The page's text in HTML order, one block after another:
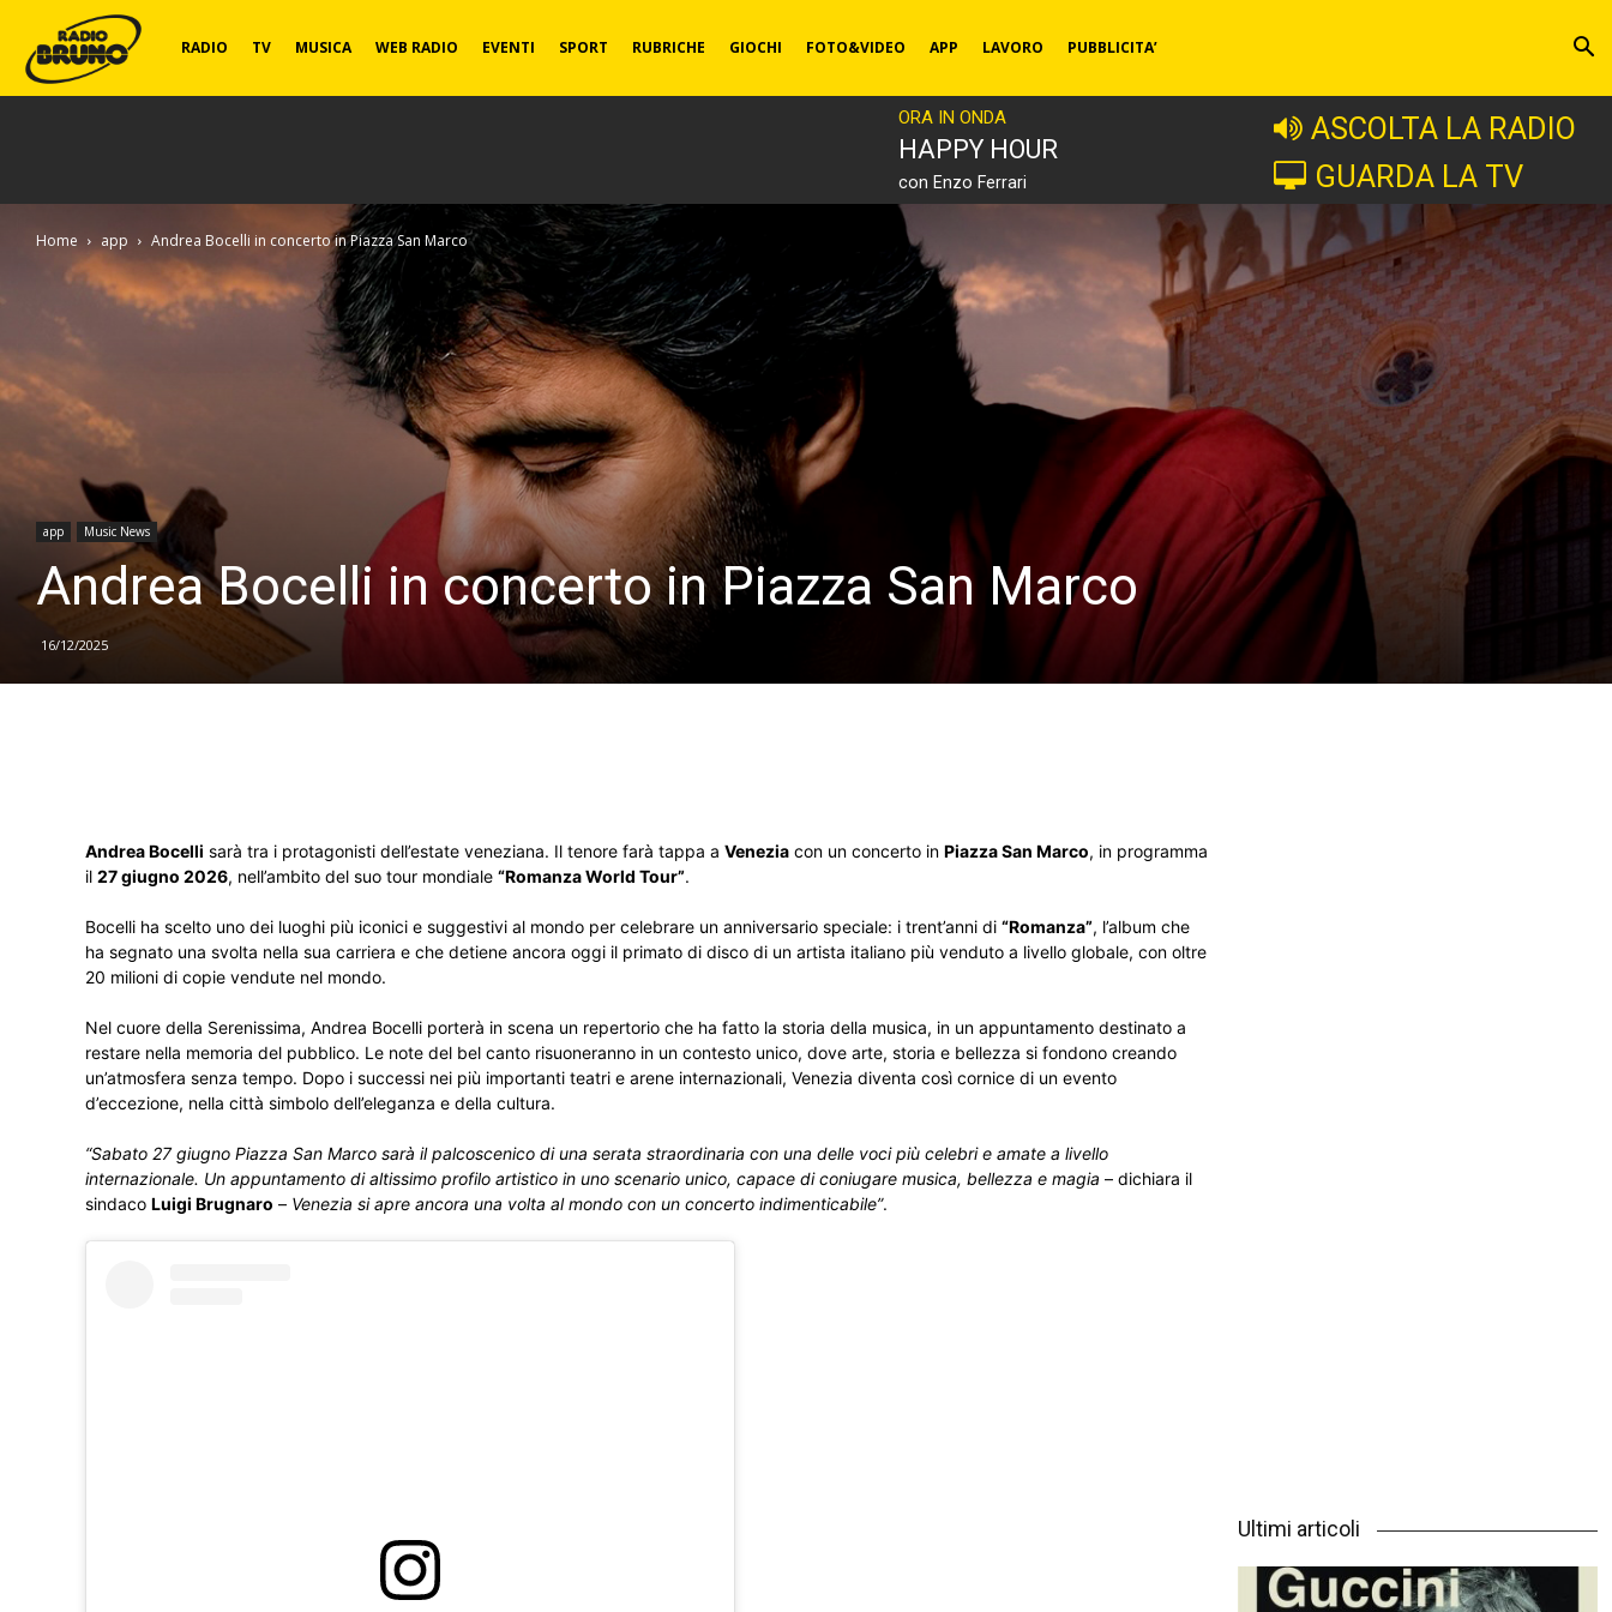
Radio
RADIO TV MUSICA WEB RADIO EVENTI SPORT RUBRICHE GIOCHI FOTO&VIDEO APP LAVORO PUBBLICITA’
ORA IN ONDA
HAPPY HOUR
con Enzo Ferrari
ASCOLTA LA RADIO
GUARDA LA TV
Home app Andrea Bocelli in concerto in Piazza San Marco
app Music News
Andrea Bocelli in concerto in Piazza San Marco
16/12/2025
Andrea Bocelli sarà tra i protagonisti dell’estate veneziana. Il tenore farà tappa a Venezia con un concerto in Piazza San Marco, in programma
il 27 giugno 2026, nell’ambito del suo tour mondiale “Romanza World Tour”.
Bocelli ha scelto uno dei luoghi più iconici e suggestivi al mondo per celebrare un anniversario speciale: i trent’anni di “Romanza”, l’album che
ha segnato una svolta nella sua carriera e che detiene ancora oggi il primato di disco di un artista italiano più venduto a livello globale, con oltre
20 milioni di copie vendute nel mondo.
Nel cuore della Serenissima, Andrea Bocelli porterà in scena un repertorio che ha fatto la storia della musica, in un appuntamento destinato a
restare nella memoria del pubblico. Le note del bel canto risuoneranno in un contesto unico, dove arte, storia e bellezza si fondono creando
un’atmosfera senza tempo. Dopo i successi nei più importanti teatri e arene internazionali, Venezia diventa così cornice di un evento
d’eccezione, nella città simbolo dell’eleganza e della cultura.
“Sabato 27 giugno Piazza San Marco sarà il palcoscenico di una serata straordinaria con una delle voci più celebri e amate a livello
internazionale. Un appuntamento di altissimo profilo artistico in uno scenario unico, capace di coniugare musica, bellezza e magia – dichiara il
sindaco Luigi Brugnaro – Venezia si apre ancora una volta al mondo con un concerto indimenticabile”.
Ultimi articoli